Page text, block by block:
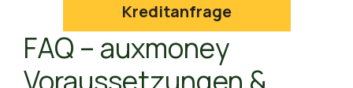
Kreditanfrage
FAQ – auxmoney